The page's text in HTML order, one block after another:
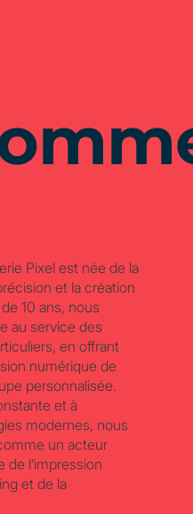
Pixel est née de la
et la création
10 ans, nous
au service des
en offrant
numérique de
personnalisée.
et à
modernes, nous
un acteur
de l’impression
et de la